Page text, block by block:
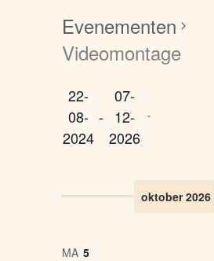
Evenementen
Videomontage
22-
08-
2024
-
07-
12-
2026
Selecteer
een
datum.
oktober 2026
MA 5